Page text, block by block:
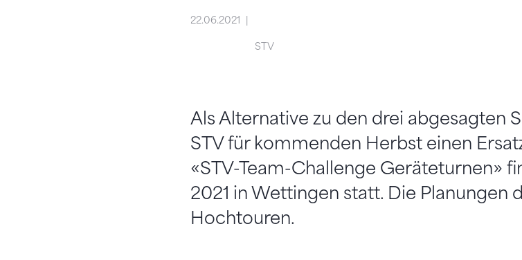
22.06.2021
STV
Als Alternative zu den drei abgesagten
STV für kommenden Herbst einen
«STV-Team-Challenge Geräteturnen»
2021 in Wettingen statt. Die Planungen
Hochtouren.